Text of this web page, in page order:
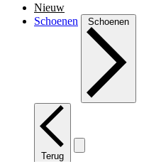
Nieuw
Schoenen
Schoenen
Terug